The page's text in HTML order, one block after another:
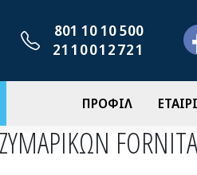
801 10 10 500
2110012721
ΠΡΟΦΙΛ